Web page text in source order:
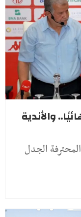
والأندية
الجدل